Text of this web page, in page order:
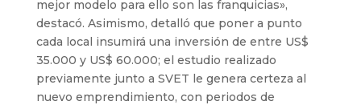
mejor modelo para ello son las franquicias»,
destacó. Asimismo, detalló que poner a punto
cada local insumirá una inversión de entre US$
35.000 y US$ 60.000; el estudio realizado
previamente junto a SVET le genera certeza al
nuevo emprendimiento, con periodos de